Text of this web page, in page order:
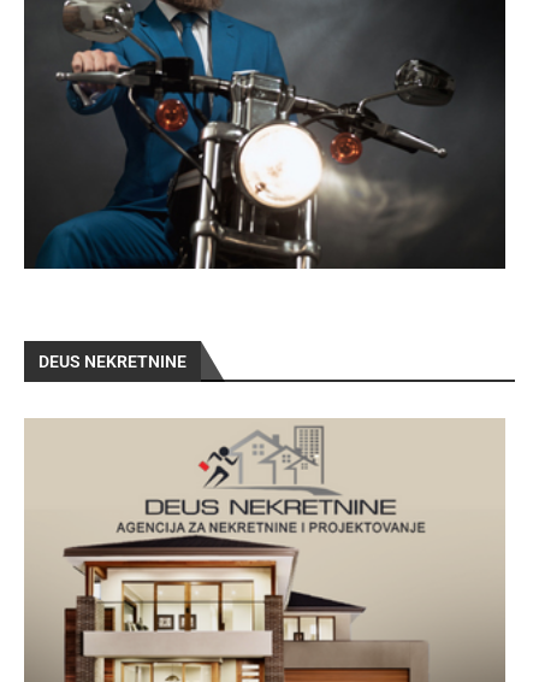
DEUS NEKRETNINE